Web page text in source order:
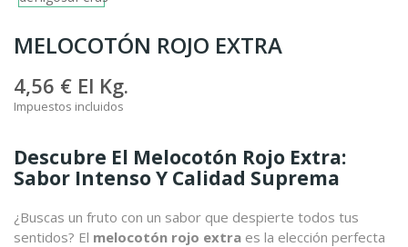
MELOCOTÓN ROJO EXTRA
4,56 € El Kg.
Impuestos incluidos
Descubre El Melocotón Rojo Extra:
Sabor Intenso Y Calidad Suprema
¿Buscas un fruto con un sabor que despierte todos tus
sentidos? El melocotón rojo extra es la elección perfecta